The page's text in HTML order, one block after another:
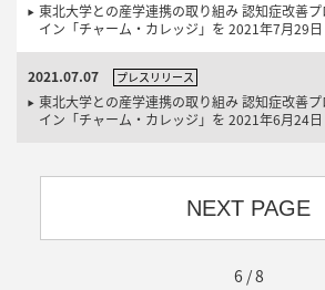
東北大学との産学連携の取り組み 認知症改善
イン「チャーム・カレッジ」を 2021年7月29
2021.07.07 プレスリリース
東北大学との産学連携の取り組み 認知症改善
イン「チャーム・カレッジ」を 2021年6月24
NEXT PAGE
6 / 8